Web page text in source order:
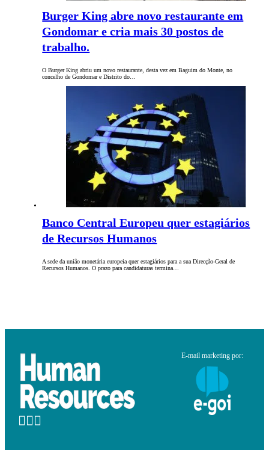
Burger King abre novo restaurante em
Gondomar e cria mais 30 postos de
trabalho.
O Burger King abriu um novo restaurante, desta vez em Baguim do Monte, no
concelho de Gondomar e Distrito do…
Banco Central Europeu quer estagiários
de Recursos Humanos
A sede da união monetária europeia quer estagiários para a sua Direcção-Geral de
Recursos Humanos. O prazo para candidaturas termina…
E-mail marketing por: